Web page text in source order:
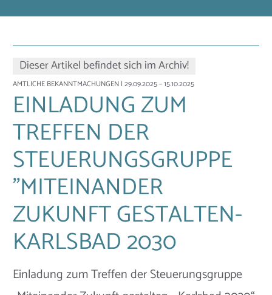
Dieser Artikel befindet sich im Archiv!
AMTLICHE BEKANNTMACHUNGEN | 29.09.2025 – 15.10.2025
EINLADUNG ZUM
TREFFEN DER
STEUERUNGSGRUPPE
"MITEINANDER
ZUKUNFT GESTALTEN-
KARLSBAD 2030
Einladung zum Treffen der Steuerungsgruppe